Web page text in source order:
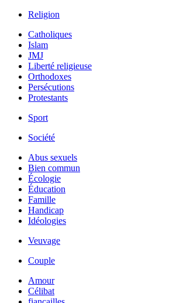
Religion
Catholiques
Islam
JMJ
Liberté religieuse
Orthodoxes
Persécutions
Protestants
Sport
Société
Abus sexuels
Bien commun
Écologie
Éducation
Famille
Handicap
Idéologies
Veuvage
Couple
Amour
Célibat